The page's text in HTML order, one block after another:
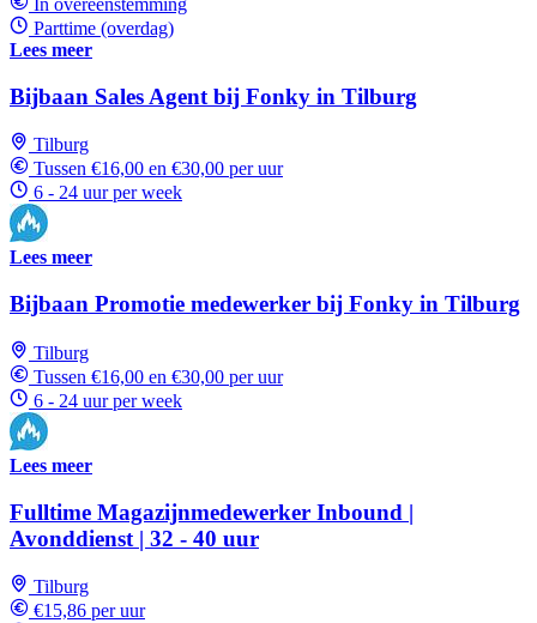
In overeenstemming
Parttime (overdag)
Lees meer
Bijbaan Sales Agent bij Fonky in Tilburg
Tilburg
Tussen €16,00 en €30,00 per uur
6 - 24 uur per week
Lees meer
Bijbaan Promotie medewerker bij Fonky in Tilburg
Tilburg
Tussen €16,00 en €30,00 per uur
6 - 24 uur per week
Lees meer
Fulltime Magazijnmedewerker Inbound |
Avonddienst | 32 - 40 uur
Tilburg
€15,86 per uur